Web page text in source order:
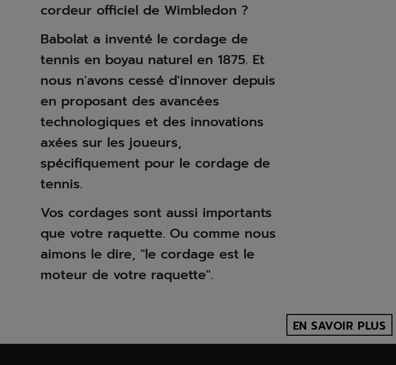
cordeur officiel de Wimbledon ?
Babolat a inventé le cordage de
tennis en boyau naturel en 1875. Et
nous n'avons cessé d'innover depuis
en proposant des avancées
technologiques et des innovations
axées sur les joueurs,
spécifiquement pour le cordage de
tennis.
Vos cordages sont aussi importants
que votre raquette. Ou comme nous
aimons le dire, "le cordage est le
moteur de votre raquette".
EN SAVOIR PLUS